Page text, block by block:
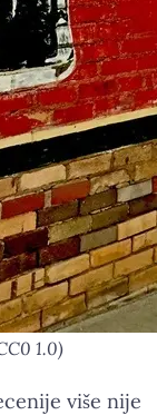
1.0)
više nije